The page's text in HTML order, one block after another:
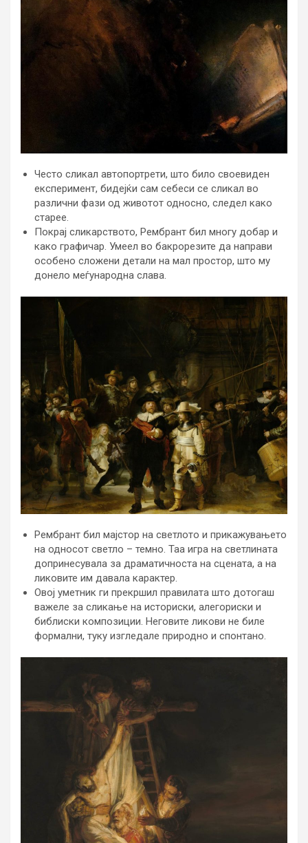
Често сликал автопортрети, што било своевиден
експеримент, бидејќи сам себеси се сликал во
различни фази од животот односно, следел како
старее.
Покрај сликарството, Рембрант бил многу добар и
како графичар. Умеел во бакрорезите да направи
особено сложени детали на мал простор, што му
донело меѓународна слава.
Рембрант бил мајстор на светлото и прикажувањето
на односот светло – темно. Таа игра на светлината
допринесувала за драматичноста на сцената, а на
ликовите им давала карактер.
Овој уметник ги прекршил правилата што дотогаш
важеле за сликање на историски, алегориски и
библиски композиции. Неговите ликови не биле
формални, туку изгледале природно и спонтано.